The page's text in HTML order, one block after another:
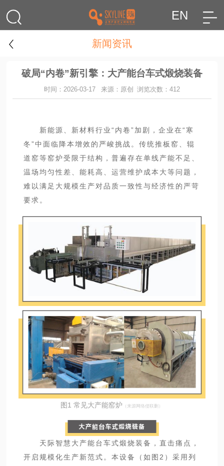
EN
新闻资讯
破局“内卷”新引擎：大产能台车式煅烧装备
时间：2026-03-17 来源：原创 浏览次数：412
新能源、新材料行业“内卷”加剧，企业在“寒
冬”中面临降本增效的严峻挑战。传统推板窑、辊
道窑等窑炉受限于结构，普遍存在单线产能不足、
温场均匀性差、能耗高、运营维护成本大等问题，
难以满足大规模生产对品质一致性与经济性的严苛
要求。
图1 常见大产能窑炉 （来源网络侵联删）
天际智慧大产能台车式煅烧装备，直击痛点，
开启规模化生产新范式。本设备（如图2）采用列